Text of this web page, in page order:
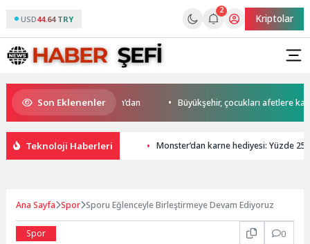
USD44.64 TRY
2
Kriptolar
Son Eklenenler
start Başkan Büyükakın’dan Büyükşehir, çocukları afetlere karşı
Teknoloji Haberleri Monster’dan karne hediyesi: Yüzde
Ana Sayfa Spor Sporu Eğlenceyle Birleştirmeye Devam Ediyoruz
Spor 0